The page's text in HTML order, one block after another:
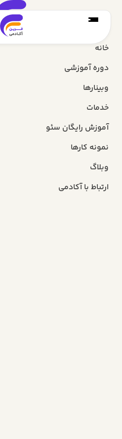
خانه
دوره آموزشی
وبینارها
خدمات
آموزش رایگان سئو
نمونه کارها
وبلاگ
ارتباط با آکادمی